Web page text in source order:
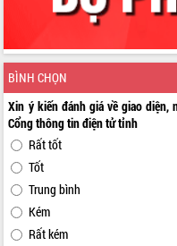
BÌNH CHỌN
Xin ý kiến đánh giá về giao
Cổng thông tin điện tử tỉnh
Rất tốt
Tốt
Trung bình
Kém
Rất kém